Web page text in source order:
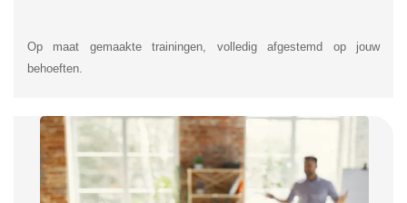
Op maat gemaakte trainingen, volledig afgestemd op jouw
behoeften.